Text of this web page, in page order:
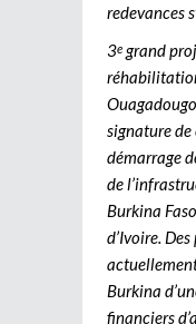
redevances
3e grand
signature
démarrage
de
Burkina
d’Ivoire.
Burkina
financiers